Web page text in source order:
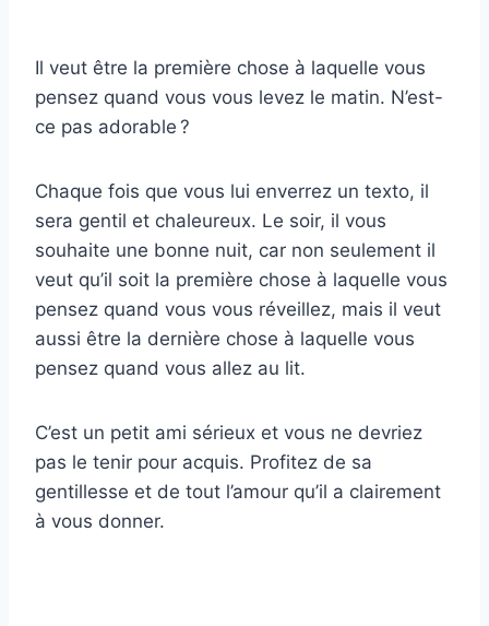
Il veut être la première chose à laquelle vous
pensez quand vous vous levez le matin. N’est-
ce pas adorable ?
Chaque fois que vous lui enverrez un texto, il
sera gentil et chaleureux. Le soir, il vous
souhaite une bonne nuit, car non seulement il
veut qu’il soit la première chose à laquelle vous
pensez quand vous vous réveillez, mais il veut
aussi être la dernière chose à laquelle vous
pensez quand vous allez au lit.
C’est un petit ami sérieux et vous ne devriez
pas le tenir pour acquis. Profitez de sa
gentillesse et de tout l’amour qu’il a clairement
à vous donner.